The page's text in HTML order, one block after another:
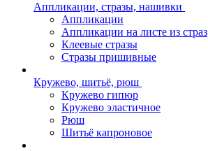
Аппликации, стразы, нашивки
Аппликации
Аппликации на листе из страз
Клеевые стразы
Стразы пришивные
Кружево, шитьё, рюш
Кружево гипюр
Кружево эластичное
Рюш
Шитьё капроновое